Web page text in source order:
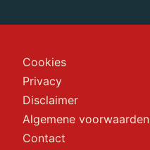
Cookies
Privacy
Disclaimer
Algemene voorwaarden
Contact